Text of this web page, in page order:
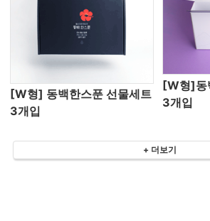
[W형] 동백한스푼 선물세트
3개입
[W형]동
3개입
+ 더보기